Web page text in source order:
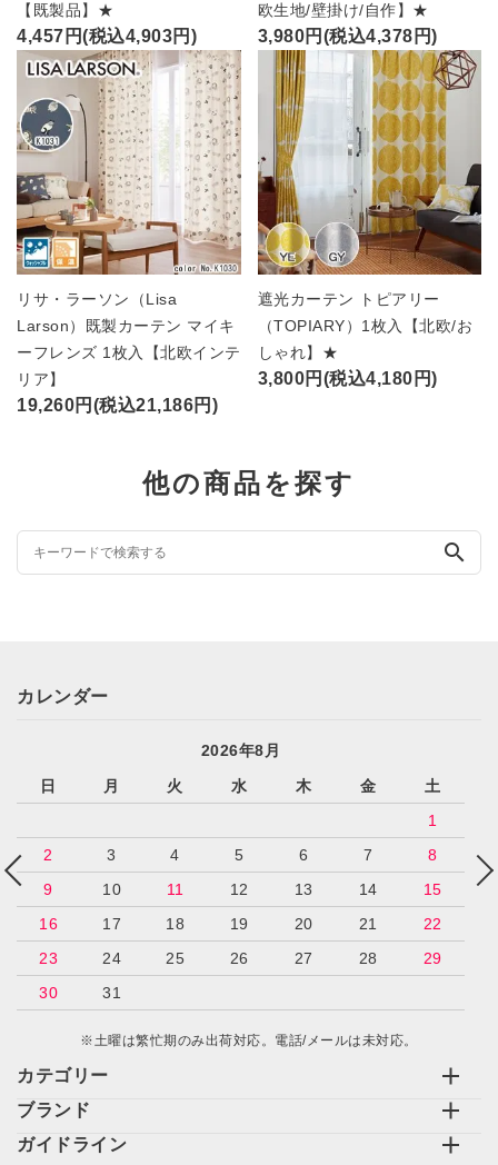
【既製品】★
4,457円(税込4,903円)
欧生地/壁掛け/自作】★
3,980円(税込4,378円)
リサ・ラーソン（Lisa
Larson）既製カーテン マイキ
ーフレンズ 1枚入【北欧インテ
リア】
19,260円(税込21,186円)
遮光カーテン トピアリー
（TOPIARY）1枚入【北欧/お
しゃれ】★
3,800円(税込4,180円)
他の商品を探す
search
カテゴリー
ブランド
ガイドライン
カレンダー
2026年8月
日
月 火 水 木 金
土
1
2
3 4 5 6 7
8
9
10 11 12 13 14
15
16
17 18 19 20 21
22
23
24 25 26 27 28
29
30
31
※土曜は繁忙期のみ出荷対応。電話/メールは未対応。